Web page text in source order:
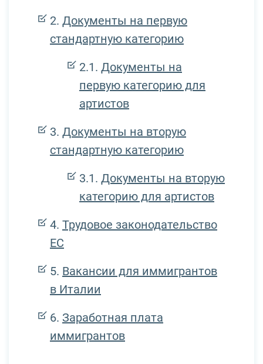
Документы на первую
стандартную категорию
Документы на
первую категорию для
артистов
Документы на вторую
стандартную категорию
Документы на вторую
категорию для артистов
Трудовое законодательство
ЕС
Вакансии для иммигрантов
в Италии
Заработная плата
иммигрантов